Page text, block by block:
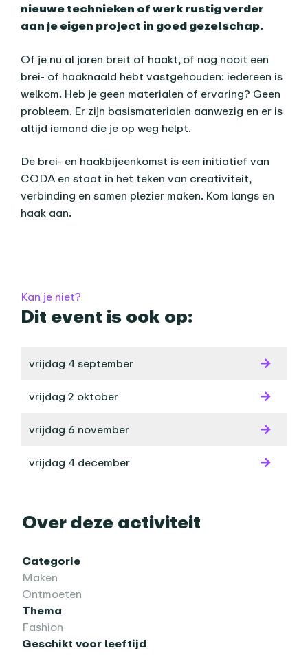
nieuwe technieken of werk rustig verder
aan je eigen project in goed gezelschap.
Of je nu al jaren breit of haakt, of nog nooit een
brei- of haaknaald hebt vastgehouden: iedereen is
welkom. Heb je geen materialen of ervaring? Geen
probleem. Er zijn basismaterialen aanwezig en er is
altijd iemand die je op weg helpt.
De brei- en haakbijeenkomst is een initiatief van
CODA en staat in het teken van creativiteit,
verbinding en samen plezier maken. Kom langs en
haak aan.
Kan je niet?
Dit event is ook op:
vrijdag 4 september
vrijdag 2 oktober
vrijdag 6 november
vrijdag 4 december
Over deze activiteit
Categorie
Maken
Ontmoeten
Thema
Fashion
Geschikt voor leeftijd